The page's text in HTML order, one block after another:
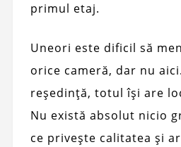
primul etaj.
Uneori este dificil să
orice cameră, dar nu
reședință, totul își are
Nu există absolut nicio
ce privește calitatea și